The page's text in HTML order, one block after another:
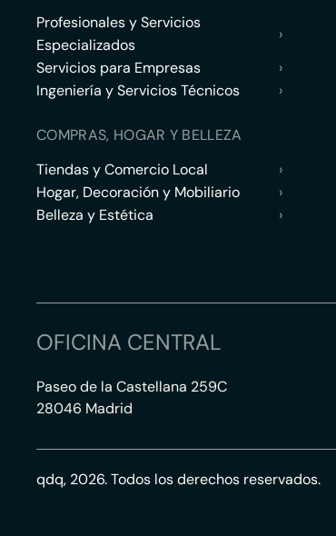
Profesionales y Servicios
Especializados
›
Servicios para Empresas
›
Ingeniería y Servicios Técnicos
›
COMPRAS, HOGAR Y BELLEZA
Tiendas y Comercio Local
›
Hogar, Decoración y Mobiliario
›
Belleza y Estética
›
OFICINA CENTRAL
Paseo de la Castellana 259C
28046 Madrid
qdq, 2026. Todos los derechos reservados.